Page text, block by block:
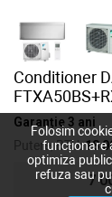
Conditioner
Garanție 3 ani
Putere, BTU:18
7
Folosim
funcționare
optimiza
refuza sau